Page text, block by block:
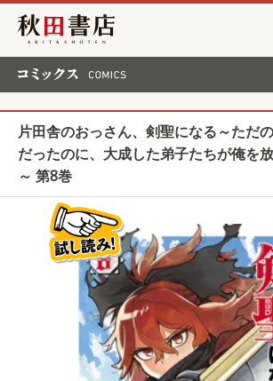
秋田書店
片田舎のおっさん、剣聖になる～ただ
だったのに、大成した弟子たちが俺を
～ 第8巻